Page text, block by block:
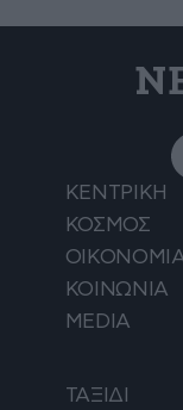
ΚΕΝΤΡΙΚΗ
ΚΟΣΜΟΣ
ΚΟΙΝΩΝΙΑ
MEDIA
ΤΑΞΙΔΙ